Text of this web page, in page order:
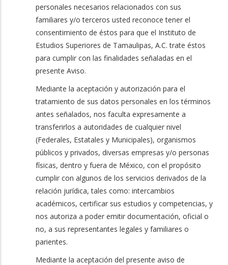
personales necesarios relacionados con sus
familiares y/o terceros usted reconoce tener el
consentimiento de éstos para que el Instituto de
Estudios Superiores de Tamaulipas, A.C. trate éstos
para cumplir con las finalidades señaladas en el
presente Aviso.
Mediante la aceptación y autorización para el
tratamiento de sus datos personales en los términos
antes señalados, nos faculta expresamente a
transferirlos a autoridades de cualquier nivel
(Federales, Estatales y Municipales), organismos
públicos y privados, diversas empresas y/o personas
físicas, dentro y fuera de México, con el propósito
cumplir con algunos de los servicios derivados de la
relación jurídica, tales como: intercambios
académicos, certificar sus estudios y competencias, y
nos autoriza a poder emitir documentación, oficial o
no, a sus representantes legales y familiares o
parientes.
Mediante la aceptación del presente aviso de